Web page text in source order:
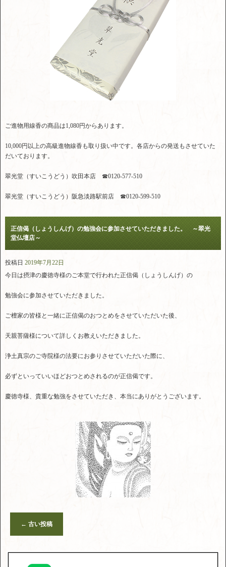
ご進物用線香の商品は1,080円からあります。
10,000円以上の高級進物線香も取り扱い中です。各店からの発送もさせていた
だいております。
翠光堂（すいこうどう）吹田本店 ☎0120-577-510
翠光堂（すいこうどう）阪急淡路駅前店 ☎0120-599-510
正信偈（しょうしんげ）の勉強会に参加させていただきました。 ～翠光
堂仏壇店～
投稿日 2019年7月22日
今日は摂津の慶徳寺様のご本堂で行われた正信偈（しょうしんげ）の
勉強会に参加させていただきました。
ご檀家の皆様と一緒に正信偈のおつとめをさせていただいた後、
天親菩薩様について詳しくお教えいただきました。
浄土真宗のご寺院様の法要にお参りさせていただいた際に、
必ずといっていいほどおつとめされるのが正信偈です。
慶徳寺様、貴重な勉強をさせていただき、本当にありがとうございます。
← 古い投稿